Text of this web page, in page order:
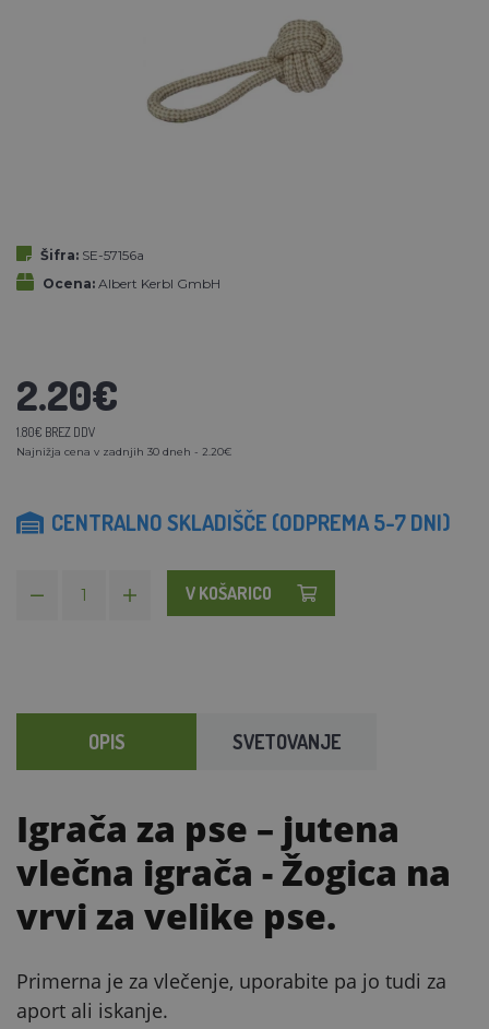
Šifra: SE-57156a
Ocena: Albert Kerbl GmbH
2.20€
1.80€ BREZ DDV
Najnižja cena v zadnjih 30 dneh - 2.20€
CENTRALNO SKLADIŠČE (ODPREMA 5-7 DNI)
V KOŠARICO
OPIS SVETOVANJE
Igrača za pse – jutena
vlečna igrača - Žogica na
vrvi za velike pse.
Primerna je za vlečenje, uporabite pa jo tudi za
aport ali iskanje.